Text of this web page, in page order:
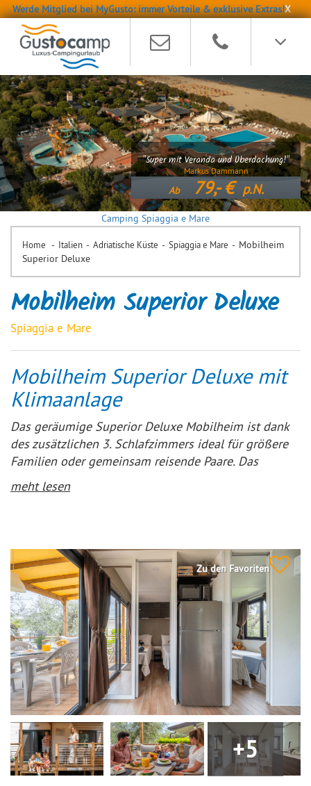
Werde Mitglied bei MyGusto: immer Vorteile & exklusive Extras!X
Camping Spiaggia e Mare
Home - Italien - Adriatische Küste - Spiaggia e Mare - Mobilheim
Superior Deluxe
Mobilheim Superior Deluxe
Spiaggia e Mare
"Super mit Veranda und Überdachung!"
Markus Dammann
Ab 79,- p.N.
Mobilheim Superior Deluxe mit
Klimaanlage
Das geräumige Superior Deluxe Mobilheim ist dank
des zusätzlichen 3. Schlafzimmers ideal für größere
Familien oder gemeinsam reisende Paare. Das
Mobilheim verfügt über ein geräumiges Wohnzimmer
und eine offene Küche. Die moderne Küche ist
Gefrierkombination und eine Kaffeemaschine.
Darüber hinaus verfügt das Mobilheim über eine
komfortable, vollständig überdachte Holzterrasse, so
dass Sie bei jedem Wetter den Aufenthalt im Freien
genießen können. Die Klimaanlage sorgt für
zusätzlichen Komfort und kann in der Vor- und
Nachsaison auch als Heizung dienen.
meht lesen
Zu den Favoriten
+5